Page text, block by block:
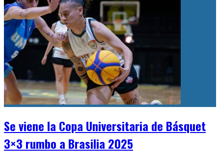
Se viene la Copa Universitaria de Básquet
3×3 rumbo a Brasilia 2025